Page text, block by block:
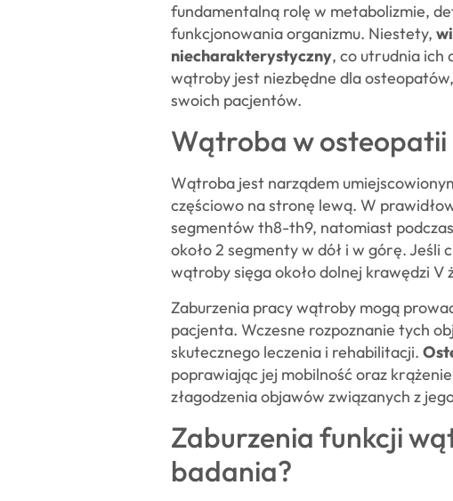
fundamentalną rolę w metabolizmie,
funkcjonowania organizmu. Niestety,
niecharakterystyczny, co utrudnia ich
wątroby jest niezbędne dla
swoich pacjentów.
Wątroba w osteopatii
Wątroba jest narządem
częściowo na stronę lewą. W
segmentów th8-th9, natomiast
około 2 segmenty w dół i w górę.
wątroby sięga około dolnej krawędzi V
Zaburzenia pracy wątroby mogą
pacjenta. Wczesne rozpoznanie tych
skutecznego leczenia i rehabilitacji.
poprawiając jej mobilność oraz
złagodzenia objawów związanych z
Zaburzenia funkcji
badania?